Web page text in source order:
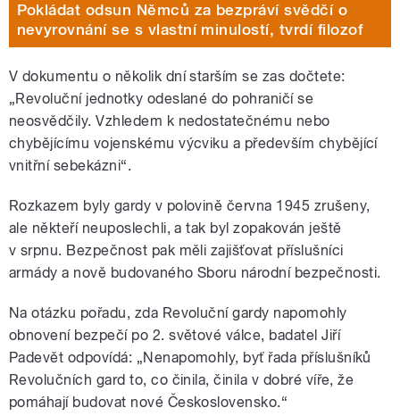
Pokládat odsun Němců za bezpráví svědčí o
nevyrovnání se s vlastní minulostí, tvrdí filozof
V dokumentu o několik dní starším se zas dočtete:
„Revoluční jednotky odeslané do pohraničí se
neosvědčily. Vzhledem k nedostatečnému nebo
chybějícímu vojenskému výcviku a především chybějící
vnitřní sebekázni“.
Rozkazem byly gardy v polovině června 1945 zrušeny,
ale někteří neuposlechli, a tak byl zopakován ještě
v srpnu. Bezpečnost pak měli zajišťovat příslušníci
armády a nově budovaného Sboru národní bezpečnosti.
Na otázku pořadu, zda Revoluční gardy napomohly
obnovení bezpečí po 2. světové válce, badatel Jiří
Padevět odpovídá: „Nenapomohly, byť řada příslušníků
Revolučních gard to, co činila, činila v dobré víře, že
pomáhají budovat nové Československo.“